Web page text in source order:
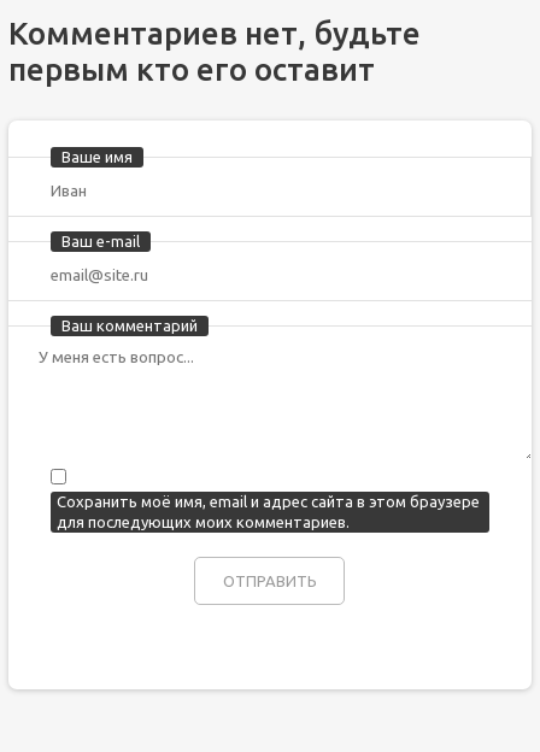
Комментариев нет, будьте
первым кто его оставит
Ваше имя
Ваш e-mail
Ваш комментарий
Сохранить моё имя, email и адрес сайта в этом браузере
для последующих моих комментариев.